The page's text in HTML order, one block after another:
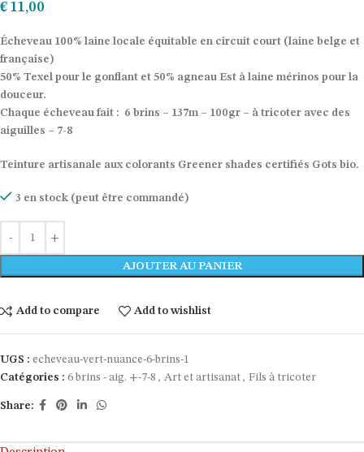
€ 11,00
Écheveau 100% laine locale équitable en circuit court (laine belge et
française)
50% Texel pour le gonflant et 50% agneau Est à laine mérinos pour la
douceur.
Chaque écheveau fait : 6 brins – 137m – 100gr – à tricoter avec des
aiguilles – 7-8
Teinture artisanale aux colorants Greener shades certifiés Gots bio.
3 en stock (peut être commandé)
AJOUTER AU PANIER
Add to compare Add to wishlist
UGS : echeveau-vert-nuance-6-brins-1
Catégories : 6 brins - aig. +-7-8 , Art et artisanat , Fils à tricoter
Share: